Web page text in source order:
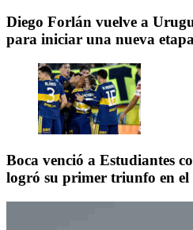
Diego Forlán vuelve a
para iniciar una nueva
Boca venció a Estudiantes
logró su primer triunfo en